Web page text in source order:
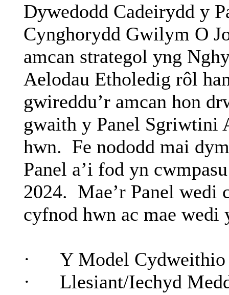
Dywedodd Cadeirydd y
Cynghorydd Gwilym O
amcan strategol yng
Aelodau Etholedig rôl
gwireddu’r amcan hon
gwaith y Panel Sgriwtini
hwn. Fe nododd mai
Panel a’i fod yn
2024. Mae’r Panel wedi
cyfnod hwn ac mae
·
Y Model
·
Llesiant/Iechyd